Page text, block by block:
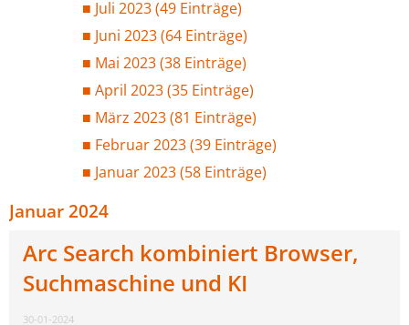
Juli 2023 (49 Einträge)
Juni 2023 (64 Einträge)
Mai 2023 (38 Einträge)
April 2023 (35 Einträge)
März 2023 (81 Einträge)
Februar 2023 (39 Einträge)
Januar 2023 (58 Einträge)
Januar 2024
Arc Search kombiniert Browser,
Suchmaschine und KI
30-01-2024